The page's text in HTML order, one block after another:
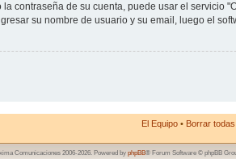
contraseña de su cuenta, puede usar el servicio
su nombre de usuario y su email, luego el
El Equipo • Borrar
Comunicaciones 2006-2026. Powered by phpBB® Forum Software © phpBB